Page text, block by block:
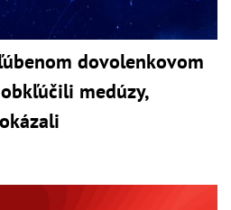
dovolenkovom
medúzy,